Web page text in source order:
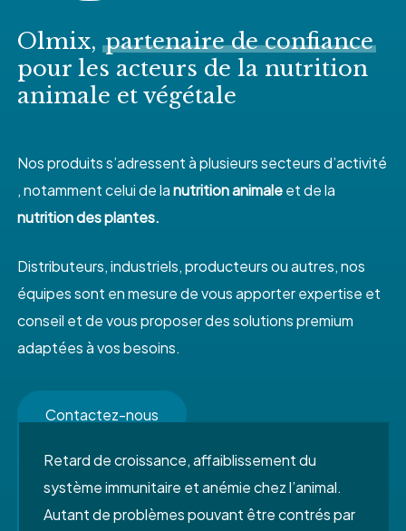
Olmix, partenaire de confiance
pour les acteurs de la nutrition
animale et végétale
Nos produits s’adressent à plusieurs secteurs d’activité
, notamment celui de lanutrition animaleet de la
nutrition des plantes.
Distributeurs, industriels, producteurs ou autres, nos
équipes sont en mesure de vous apporter expertise et
conseil et de vous proposer des solutions premium
adaptées à vos besoins.
Contactez-nous
Retard de croissance, affaiblissement du
système immunitaire et anémie chez l’animal.
Autant de problèmes pouvant être contrés par